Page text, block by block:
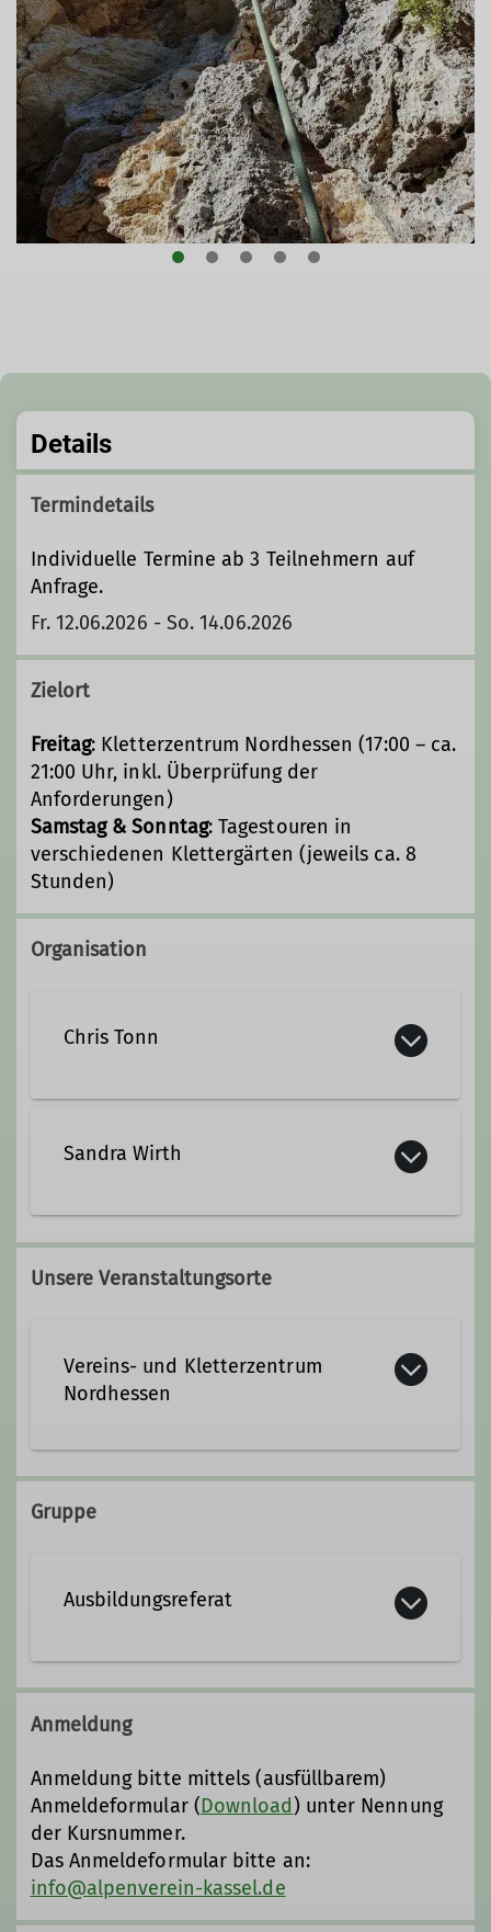
Details
Termindetails
Individuelle Termine ab 3 Teilnehmern auf
Anfrage.
Fr. 12.06.2026 - So. 14.06.2026
Zielort
Freitag: Kletterzentrum Nordhessen (17:00 – ca.
21:00 Uhr, inkl. Überprüfung der
Anforderungen)
Samstag & Sonntag: Tagestouren in
verschiedenen Klettergärten (jeweils ca. 8
Stunden)
Organisation
Chris Tonn
Qualifikationen
Trainer*in C Sportklettern Breitensport
Sandra Wirth
Qualifikationen
Kletterbetreuer*in Breitensport
Unsere Veranstaltungsorte
Vereins- und Kletterzentrum
Nordhessen
https://www.kletterzentrum-
Gruppe
Ausbildungsreferat
Anmeldung
Anmeldung bitte mittels (ausfüllbarem)
Anmeldeformular (Download) unter Nennung
der Kursnummer.
Das Anmeldeformular bitte an:
info@alpenverein-kassel.de